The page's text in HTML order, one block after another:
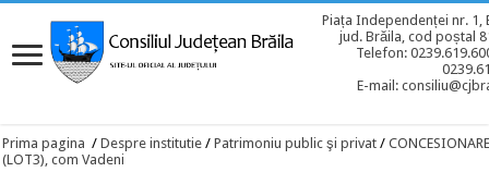
Piața Independenței nr. 1,
jud. Brăila, cod poștal
Telefon:
E-mail:
Prima pagina / Despre institutie / Patrimoniu public şi privat /
(LOT3), com Vadeni